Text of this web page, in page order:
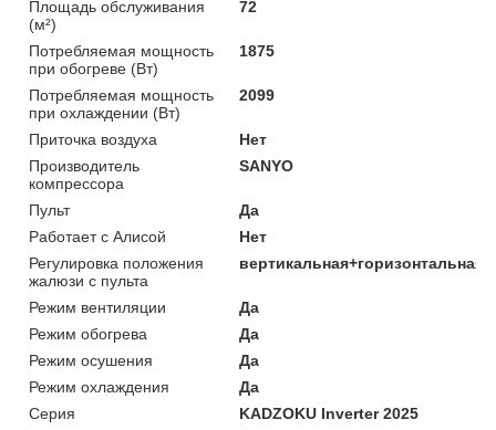
Площадь обслуживания
(м²)
72
Потребляемая мощность
при обогреве (Вт)
1875
Потребляемая мощность
при охлаждении (Вт)
2099
Приточка воздуха
Нет
Производитель
компрессора
SANYO
Пульт
Да
Работает с Алисой
Нет
Регулировка положения
жалюзи с пульта
вертикальная+горизонтальная
Режим вентиляции
Да
Режим обогрева
Да
Режим осушения
Да
Режим охлаждения
Да
Серия
KADZOKU Inverter 2025